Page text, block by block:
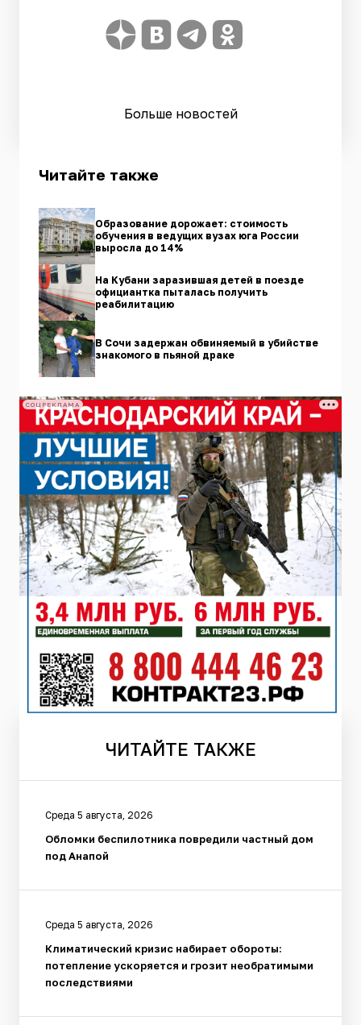
Больше новостей
Читайте также
Образование дорожает: стоимость
обучения в ведущих вузах юга России
выросла до 14%
На Кубани заразившая детей в поезде
официантка пыталась получить
реабилитацию
В Сочи задержан обвиняемый в убийстве
знакомого в пьяной драке
СОЦРЕКЛАМА
ЧИТАЙТЕ ТАКЖЕ
Среда 5 августа, 2026
Обломки беспилотника повредили частный дом
под Анапой
Среда 5 августа, 2026
Климатический кризис набирает обороты:
потепление ускоряется и грозит необратимыми
последствиями